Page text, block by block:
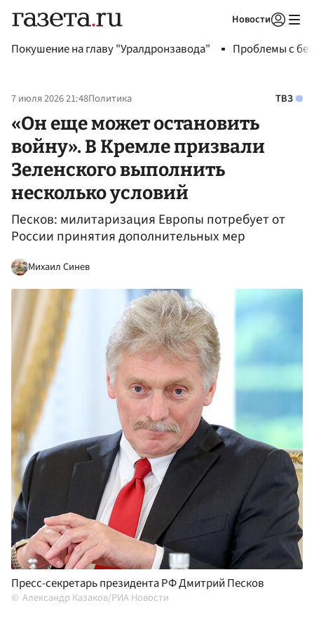
Новости
Покушение на главу "Уралдронзавода" Проблемы с
7 июля 2026 21:48Политика ТВЗ
«Он еще может остановить
войну». В Кремле призвали
Зеленского выполнить
несколько условий
Песков: милитаризация Европы потребует от
России принятия дополнительных мер
Михаил Синев
Пресс-секретарь президента РФ Дмитрий Песков
Александр Казаков/РИА Новости